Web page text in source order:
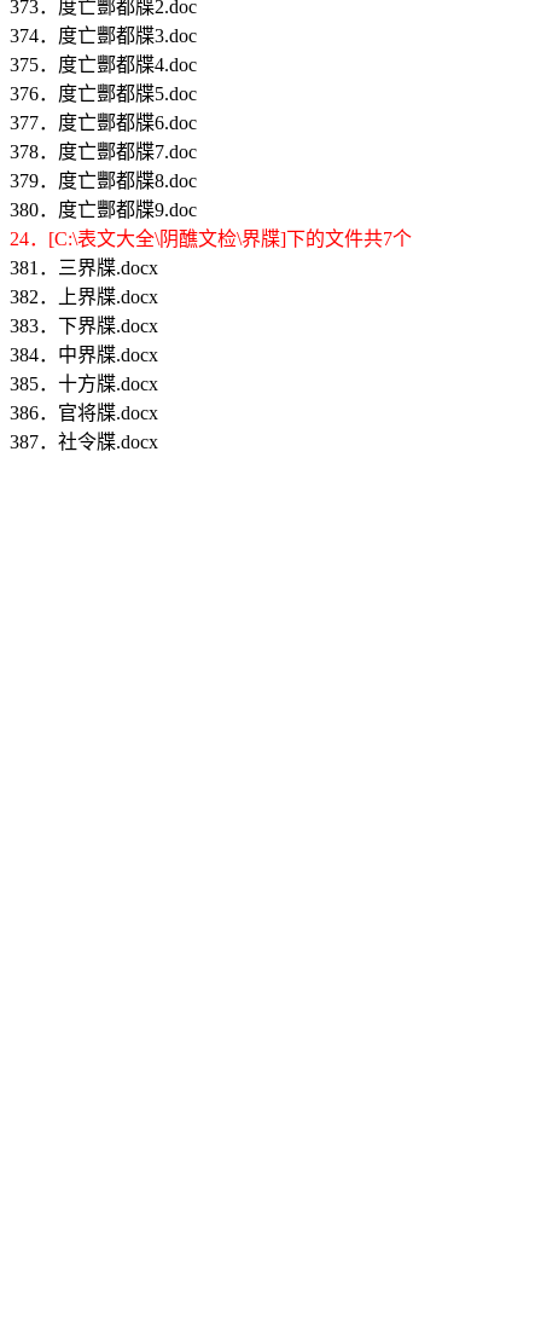
373．度亡酆都牒2.doc
374．度亡酆都牒3.doc
375．度亡酆都牒4.doc
376．度亡酆都牒5.doc
377．度亡酆都牒6.doc
378．度亡酆都牒7.doc
379．度亡酆都牒8.doc
380．度亡酆都牒9.doc
24．[C:\表文大全\阴醮文检\界牒]下的文件共7个
381．三界牒.docx
382．上界牒.docx
383．下界牒.docx
384．中界牒.docx
385．十方牒.docx
386．官将牒.docx
387．社令牒.docx